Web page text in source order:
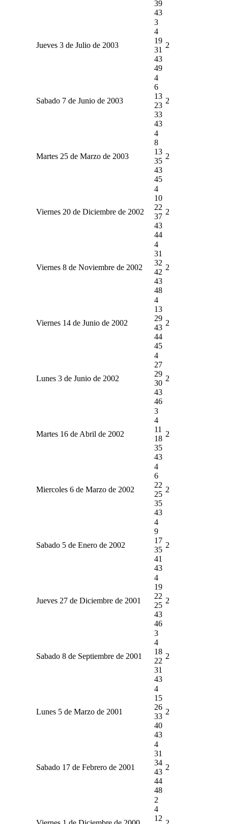
39
43
Jueves 3 de Julio de 2003
3
4
19
31
43
49
2
Sabado 7 de Junio de 2003
4
6
13
23
33
43
2
Martes 25 de Marzo de 2003
4
8
13
35
43
45
2
Viernes 20 de Diciembre de 2002
4
10
22
37
43
44
2
Viernes 8 de Noviembre de 2002
4
31
32
42
43
48
2
Viernes 14 de Junio de 2002
4
13
29
43
44
45
2
Lunes 3 de Junio de 2002
4
27
29
30
43
46
2
Martes 16 de Abril de 2002
3
4
11
18
35
43
2
Miercoles 6 de Marzo de 2002
4
6
22
25
35
43
2
Sabado 5 de Enero de 2002
4
9
17
35
41
43
2
Jueves 27 de Diciembre de 2001
4
19
22
25
43
46
2
Sabado 8 de Septiembre de 2001
3
4
18
22
31
43
2
Lunes 5 de Marzo de 2001
4
15
26
33
40
43
2
Sabado 17 de Febrero de 2001
4
31
34
43
44
48
2
2
4
12